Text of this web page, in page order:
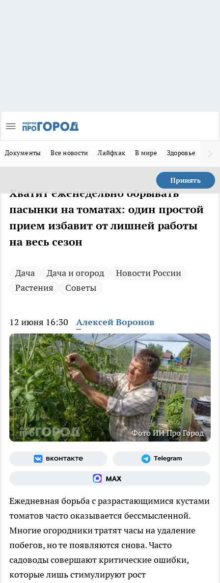
Документы Все новости Лайфхак В мире Здоровье
Принять
Хватит еженедельно обрывать
пасынки на томатах: один простой
прием избавит от лишней работы
на весь сезон
Дача Дача и огород
Новости России
Растения
Советы
12 июня 16:30 Алексей Воронов
Фото ИИ Про Город
Ежедневная борьба с разрастающимися кустами
томатов часто оказывается бессмысленной.
Многие огородники тратят часы на удаление
побегов, но те появляются снова. Часто
садоводы совершают критические ошибки,
которые лишь стимулируют рост